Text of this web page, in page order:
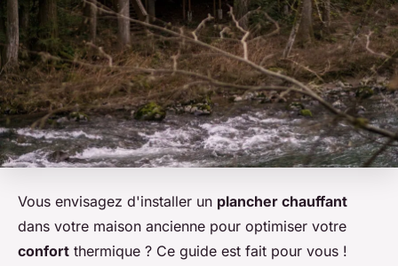
Vous envisagez d'installer un plancher chauffant
dans votre maison ancienne pour optimiser votre
confort thermique ? Ce guide est fait pour vous !